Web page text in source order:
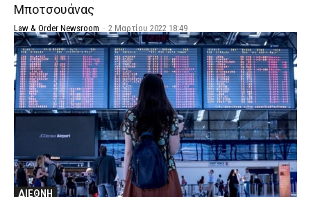
Μποτσουάνας
Law & Order Newsroom - 2 Μαρτίου 2022 18:49
ΔΙΕΘΝΗ